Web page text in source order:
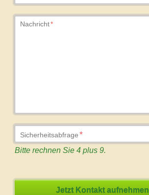
Pflichtfeld
Nachricht*
Pflichtfeld
Sicherheitsabfrage*
Bitte rechnen Sie 4 plus 9.
Jetzt Kontakt aufnehmen